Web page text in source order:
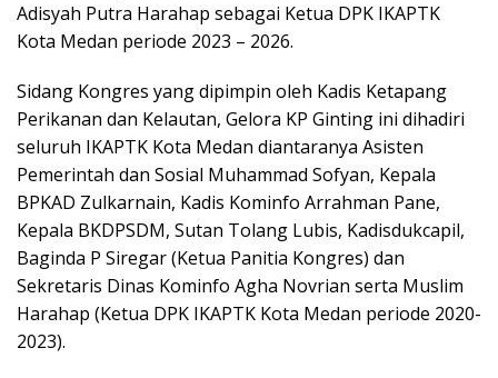
Adisyah Putra Harahap sebagai Ketua DPK IKAPTK
Kota Medan periode 2023 – 2026.
Sidang Kongres yang dipimpin oleh Kadis Ketapang
Perikanan dan Kelautan, Gelora KP Ginting ini dihadiri
seluruh IKAPTK Kota Medan diantaranya Asisten
Pemerintah dan Sosial Muhammad Sofyan, Kepala
BPKAD Zulkarnain, Kadis Kominfo Arrahman Pane,
Kepala BKDPSDM, Sutan Tolang Lubis, Kadisdukcapil,
Baginda P Siregar (Ketua Panitia Kongres) dan
Sekretaris Dinas Kominfo Agha Novrian serta Muslim
Harahap (Ketua DPK IKAPTK Kota Medan periode 2020-
2023).